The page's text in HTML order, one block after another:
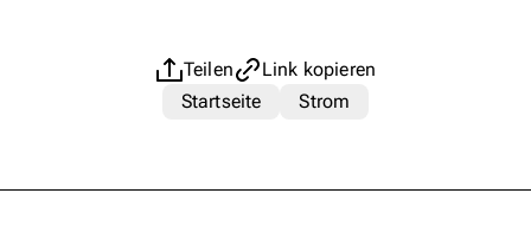
Teilen
Link kopieren
Startseite
Strom